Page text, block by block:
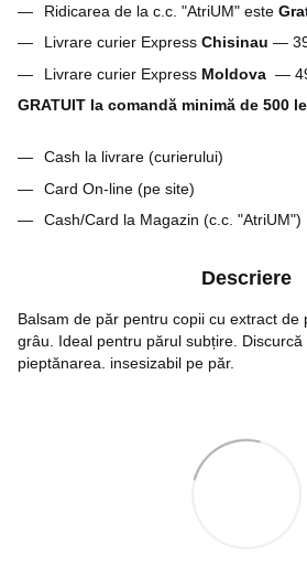
Ridicarea de la c.c. "AtriUM" este G
Livrare curier Express Chisinau —
Livrare curier Express Moldova —
GRATUIT la comandă minimă de 500
Cash la livrare (curierului)
Card On-line (pe site)
Cash/Card la Magazin (c.c. "AtriUM")
Descriere
Balsam de păr pentru copii cu extract de
grâu. Ideal pentru părul subțire. Discurcă
pieptănarea. insesizabil pe păr.